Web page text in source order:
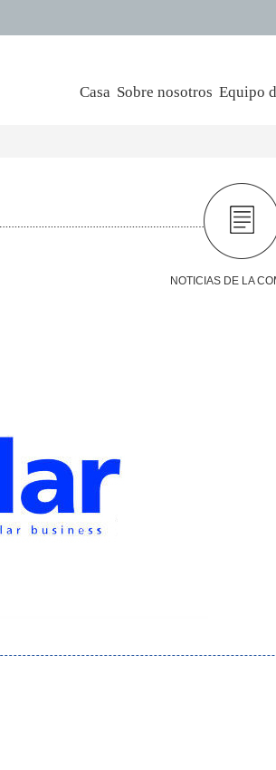
Casa Sobre nosotros Equipo
NOTICIAS DE LA